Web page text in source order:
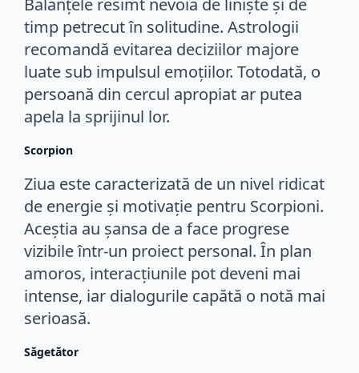
timp petrecut în solitudine. Astrologii
recomandă evitarea deciziilor majore
luate sub impulsul emoțiilor. Totodată, o
persoană din cercul apropiat ar putea
apela la sprijinul lor.
Scorpion
Ziua este caracterizată de un nivel ridicat
de energie și motivație pentru Scorpioni.
Aceștia au șansa de a face progrese
vizibile într-un proiect personal. În plan
amoros, interacțiunile pot deveni mai
intense, iar dialogurile capătă o notă mai
serioasă.
Săgetător